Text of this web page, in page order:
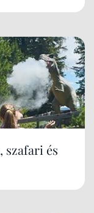
szafari és